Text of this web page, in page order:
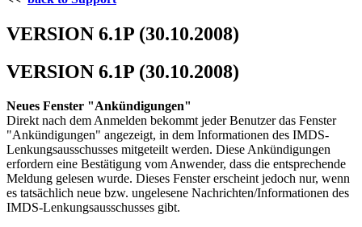
VERSION 6.1P (30.10.2008)
VERSION 6.1P (30.10.2008)
Neues Fenster "Ankündigungen"
Direkt nach dem Anmelden bekommt jeder Benutzer das Fenster
"Ankündigungen" angezeigt, in dem Informationen des IMDS-
Lenkungsausschusses mitgeteilt werden. Diese Ankündigungen
erfordern eine Bestätigung vom Anwender, dass die entsprechende
Meldung gelesen wurde. Dieses Fenster erscheint jedoch nur, wenn
es tatsächlich neue bzw. ungelesene Nachrichten/Informationen des
IMDS-Lenkungsausschusses gibt.